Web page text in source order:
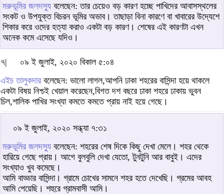
মরুভূমির জলদস্যু বলেছেন: তার চেয়েও বড় কারণ হচ্ছে পাখিদের আবাসস্থলের
সংকট ও উপযুক্ত বিচরন ভূমির অভাব। তাছাড়া বিনা কারণে বা খাবারের উদ্যেশে
শিকার করে ওদের হত্যা করাও একটা বড় কারণ। শেষের এই কারণটা এখন
অনেক কমে এসেছে যদিও।
৭|
০৯ ই জুলাই, ২০২০ বিকাল ৫:০৪
এইচ তালুকদার বলেছেন: ভালো লাগল,আপনি ঢাকা শহরের বাসিন্দা হয়ে থাকলে
একটা বিষয় নিশ্চই খেয়াল করেছেন,বিগত দশ বছরে ঢাকা শহরে ঢাকায় ভুবন
চিল,শালিক পাখির সংখ্যা কমতে কমতে প্রায় নাই হয়ে গেছে।
০৯ ই জুলাই, ২০২০ সন্ধ্যা ৭:৩১
মরুভূমির জলদস্যু বলেছেন: শহরের শেষ দিকে কিছু দেখা মেলে। শহর থেকে
হারিয়ে গেছে প্রায়। আগে বুলবুলি দেখা যেতো, টুনটুনি আর বাবুই। এদের
সংখ্যাও খুব কমেছে।
আমি বাড্ডার বাসিন্দা। গ্রামে চোখের সামনে শহর হতে দেখেছি। গ্রমের আবহ
আমি পেয়েছি। শহুরে গ্রামবাসী আমি।